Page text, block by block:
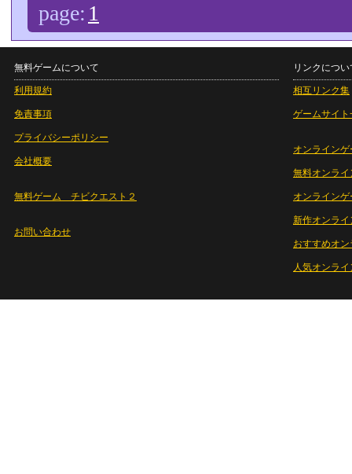
page: 1
無料ゲームについて
利用規約
免責事項
プライバシーポリシー
会社概要
無料ゲーム チビクエスト２
お問い合わせ
リンクについ
相互リンク集
ゲームサイト
オンラインゲ
無料オンライ
オンライン
新作オンライ
おすすめオ
人気オンラ